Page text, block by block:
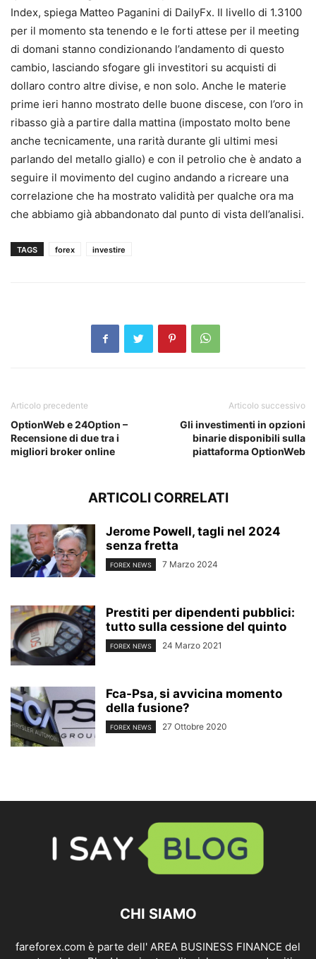
Index, spiega Matteo Paganini di DailyFx. Il livello di 1.3100
per il momento sta tenendo e le forti attese per il meeting
di domani stanno condizionando l’andamento di questo
cambio, lasciando sfogare gli investitori su acquisti di
dollaro contro altre divise, e non solo. Anche le materie
prime ieri hanno mostrato delle buone discese, con l’oro in
ribasso già a partire dalla mattina (impostato molto bene
anche tecnicamente, una rarità durante gli ultimi mesi
parlando del metallo giallo) e con il petrolio che è andato a
seguire il movimento del cugino andando a ricreare una
correlazione che ha mostrato validità per qualche ora ma
che abbiamo già abbandonato dal punto di vista dell’analisi.
TAGS forex investire
Articolo precedente
OptionWeb e 24Option –
Recensione di due tra i
migliori broker online
Articolo successivo
Gli investimenti in opzioni
binarie disponibili sulla
piattaforma OptionWeb
ARTICOLI CORRELATI
Jerome Powell, tagli nel 2024
senza fretta
FOREX NEWS 7 Marzo 2024
Prestiti per dipendenti pubblici:
tutto sulla cessione del quinto
FOREX NEWS 24 Marzo 2021
Fca-Psa, si avvicina momento
della fusione?
FOREX NEWS 27 Ottobre 2020
CHI SIAMO
fareforex.com è parte dell' AREA BUSINESS FINANCE del